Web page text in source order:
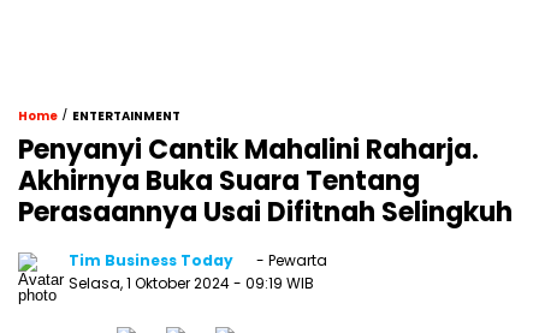
Home / ENTERTAINMENT
Penyanyi Cantik Mahalini Raharja.
Akhirnya Buka Suara Tentang
Perasaannya Usai Difitnah Selingkuh
Tim Business Today
- Pewarta
Selasa, 1 Oktober 2024- 09:19 WIB